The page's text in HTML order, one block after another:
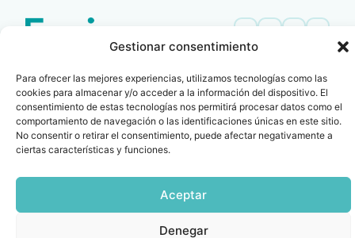
Gestionar consentimiento
Para ofrecer las mejores experiencias, utilizamos tecnologías como las
cookies para almacenar y/o acceder a la información del dispositivo. El
consentimiento de estas tecnologías nos permitirá procesar datos como el
comportamiento de navegación o las identificaciones únicas en este sitio.
No consentir o retirar el consentimiento, puede afectar negativamente a
ciertas características y funciones.
Aceptar
Denegar
info@fenin.es
C/ Villanueva, 20 - 1-
28001
915 759 800
Travesera de Gracia, 56 -
1º, 3ª 08006
932 014 655
Todos los derechos
de
privacidad
legalde
y